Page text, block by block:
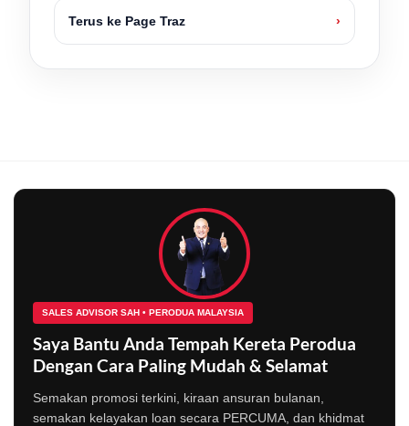
Terus ke Page Traz ›
SALES ADVISOR SAH • PERODUA MALAYSIA
Saya Bantu Anda Tempah Kereta Perodua
Dengan Cara Paling Mudah & Selamat
Semakan promosi terkini, kiraan ansuran bulanan,
semakan kelayakan loan secara PERCUMA, dan khidmat